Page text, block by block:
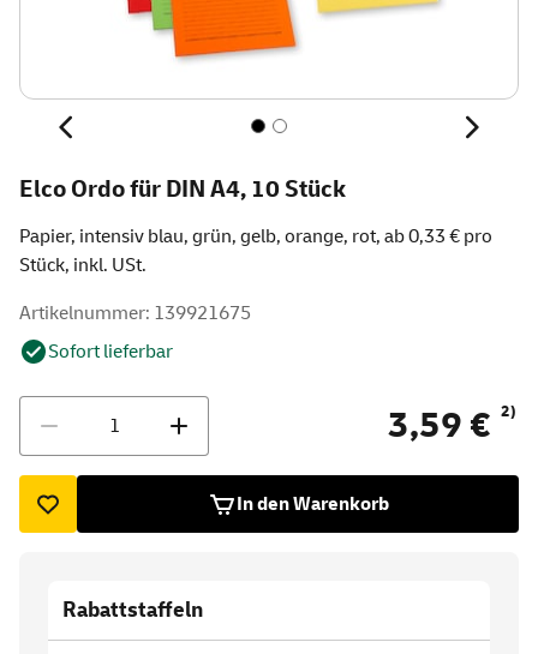
Elco Ordo für DIN A4, 10 Stück
Papier, intensiv blau, grün, gelb, orange, rot, ab 0,33 € pro
Stück, inkl. USt.
Artikelnummer: 139921675
Sofort lieferbar
3,59 € 2)
In den Warenkorb
Rabattstaffeln